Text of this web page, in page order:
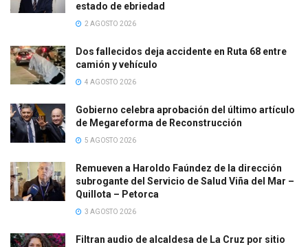
estado de ebriedad
2 AGOSTO 2026
Dos fallecidos deja accidente en Ruta 68 entre
camión y vehículo
4 AGOSTO 2026
Gobierno celebra aprobación del último artículo
de Megareforma de Reconstrucción
5 AGOSTO 2026
Remueven a Haroldo Faúndez de la dirección
subrogante del Servicio de Salud Viña del Mar –
Quillota – Petorca
3 AGOSTO 2026
Filtran audio de alcaldesa de La Cruz por sitio